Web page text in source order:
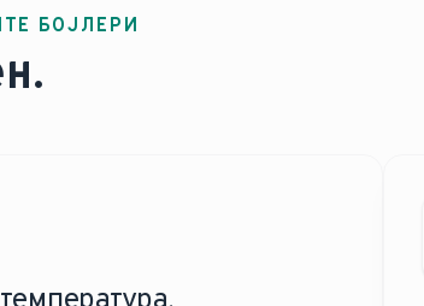
БОЈЛЕРИ